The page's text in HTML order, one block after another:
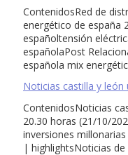
ContenidosRed de
energético de españa
españoltensión
españolaPost
española mix
Noticias castilla y león
ContenidosNoticias
20.30 horas (21/10/
inversiones
| highlightsNoticias